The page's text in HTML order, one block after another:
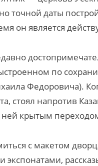
точной даты
он является
по
Федоровича).
стоял напротив
крытым
с макетом